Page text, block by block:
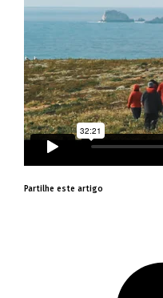
Partilhe este artigo